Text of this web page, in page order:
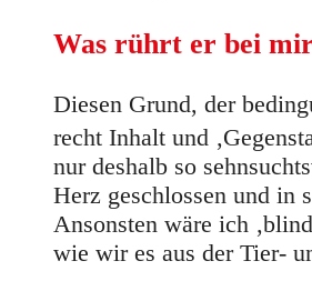
Was rührt er bei
Diesen Grund, der
recht Inhalt und
nur deshalb so
Herz geschlossen und in
Ansonsten wäre ich
wie wir es aus der Tier-